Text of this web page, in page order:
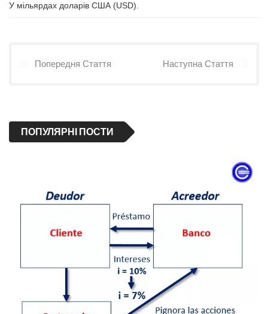
У мільярдах доларів США (USD).
Попередня Стаття Наступна Стаття
ПОПУЛЯРНІ ПОСТИ